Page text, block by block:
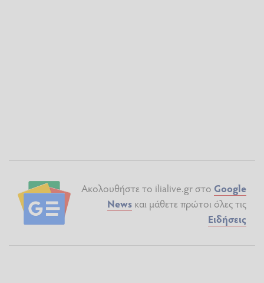
Ακολουθήστε το ilialive.gr στο Google
News και μάθετε πρώτοι όλες τις
Ειδήσεις